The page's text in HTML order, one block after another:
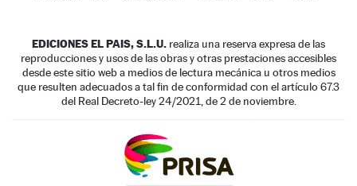
EDICIONES EL PAIS, S.L.U. realiza una reserva expresa de las
reproducciones y usos de las obras y otras prestaciones accesibles
desde este sitio web a medios de lectura mecánica u otros medios
que resulten adecuados a tal fin de conformidad con el artículo 67.3
del Real Decreto-ley 24/2021, de 2 de noviembre.